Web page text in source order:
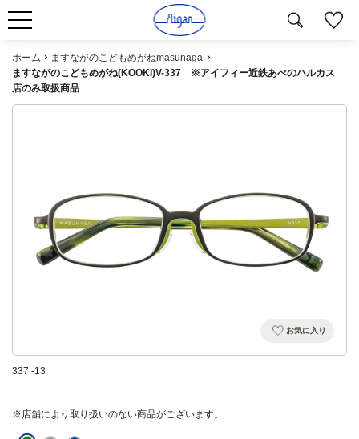
ホーム
ますながのこどもめがねmasunaga
ますながのこどもめがね(KOOKI)V-337 ※アイフィー近鉄あべのハルカス
店のみ取扱商品
お気に入り
337 -13
※店舗により取り扱いのない商品がございます。